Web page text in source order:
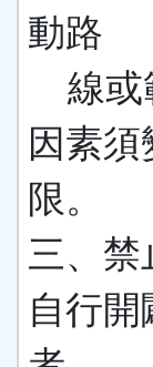
動路
線或
因素
限。
三、
自行